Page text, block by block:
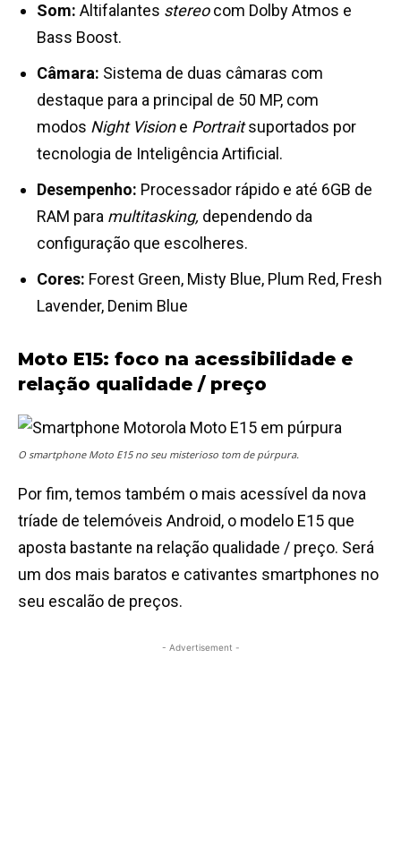
Som: Altifalantes stereocom Dolby Atmos e
Bass Boost.
Câmara: Sistema de duas câmaras com
destaque para a principal de 50 MP, com
modos Night Visione Portraitsuportados por
tecnologia de Inteligência Artificial.
Desempenho: Processador rápido e até 6GB de
RAM para multitasking, dependendo da
configuração que escolheres.
Cores: Forest Green, Misty Blue, Plum Red, Fresh
Lavender, Denim Blue
Moto E15: foco na acessibilidade e
relação qualidade / preço
O smartphone Moto E15 no seu misterioso tom de púrpura.
Por fim, temos também o mais acessível da nova
tríade de telemóveis Android, o modelo E15 que
aposta bastante na relação qualidade / preço. Será
um dos mais baratos e cativantes smartphones no
seu escalão de preços.
- Advertisement -